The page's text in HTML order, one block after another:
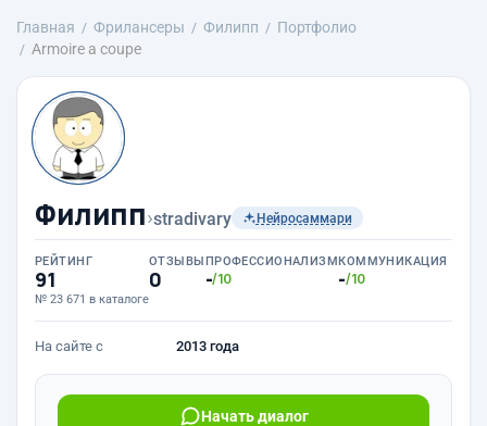
Главная Фрилансеры Филипп
Портфолио
Armoire a coupe
Филипп›stradivary Нейросаммари
РЕЙТИНГ
91
№ 23 671 в каталоге
ОТЗЫВЫ
0
ПРОФЕССИОНАЛИЗМ
-/10
КОММУНИКАЦИЯ
-/10
На сайте с 2013 года
Начать диалог